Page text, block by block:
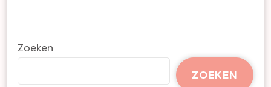
Zoeken
ZOEKEN